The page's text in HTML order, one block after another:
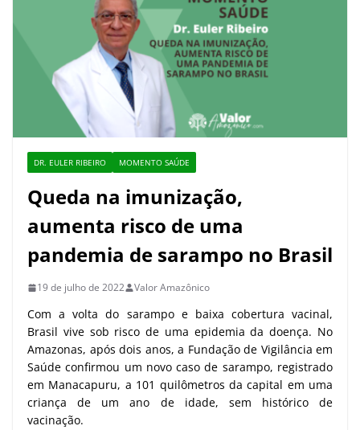
DR. EULER RIBEIRO MOMENTO SAÚDE
Queda na imunização,
aumenta risco de uma
pandemia de sarampo no Brasil
19 de julho de 2022 Valor Amazônico
Com a volta do sarampo e baixa cobertura vacinal,
Brasil vive sob risco de uma epidemia da doença. No
Amazonas, após dois anos, a Fundação de Vigilância em
Saúde confirmou um novo caso de sarampo, registrado
em Manacapuru, a 101 quilômetros da capital em uma
criança de um ano de idade, sem histórico de
vacinação.